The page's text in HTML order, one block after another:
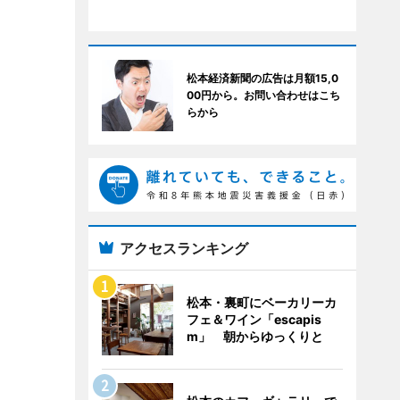
松本経済新聞の広告は月額15,0
00円から。お問い合わせはこち
らから
アクセスランキング
松本・裏町にベーカリーカ
フェ＆ワイン「escapis
m」 朝からゆっくりと